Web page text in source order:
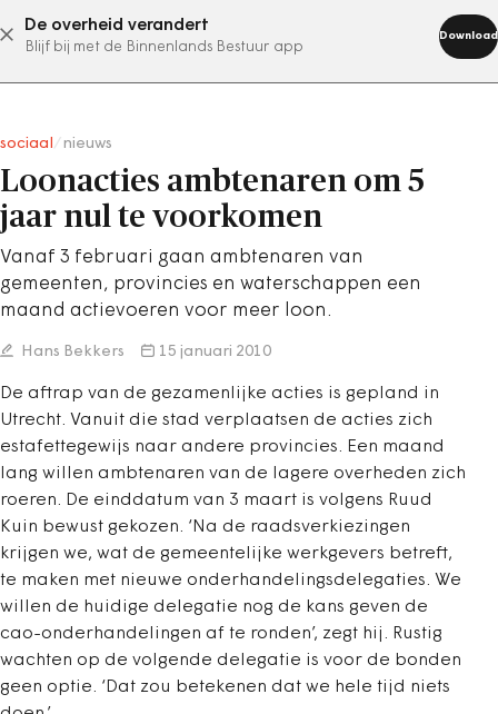
De overheid verandert
Blijf bij met de Binnenlands Bestuur app
Download
abonneer nu
sociaal nieuws
Loonacties ambtenaren om 5
jaar nul te voorkomen
Vanaf 3 februari gaan ambtenaren van
gemeenten, provincies en waterschappen een
maand actievoeren voor meer loon.
Hans Bekkers 15 januari 2010
De aftrap van de gezamenlijke acties is gepland in
Utrecht. Vanuit die stad verplaatsen de acties zich
estafettegewijs naar andere provincies. Een maand
lang willen ambtenaren van de lagere overheden zich
roeren. De einddatum van 3 maart is volgens Ruud
Kuin bewust gekozen. ‘Na de raadsverkiezingen
krijgen we, wat de gemeentelijke werkgevers betreft,
te maken met nieuwe onderhandelingsdelegaties. We
willen de huidige delegatie nog de kans geven de
cao-onderhandelingen af te ronden’, zegt hij. Rustig
wachten op de volgende delegatie is voor de bonden
geen optie. ‘Dat zou betekenen dat we hele tijd niets